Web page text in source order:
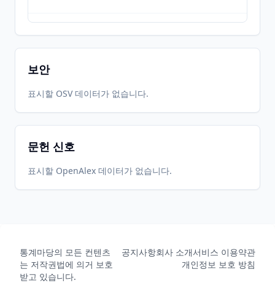
2026-
05-31
2026-
07-10
보안
표시할 OSV 데이터가 없습니다.
문헌 신호
표시할 OpenAlex 데이터가 없습니다.
통계마당의 모든 컨텐츠
는 저작권법에 의거 보호
받고 있습니다.
공지사항회사 소개서비스 이용약관
개인정보 보호 방침